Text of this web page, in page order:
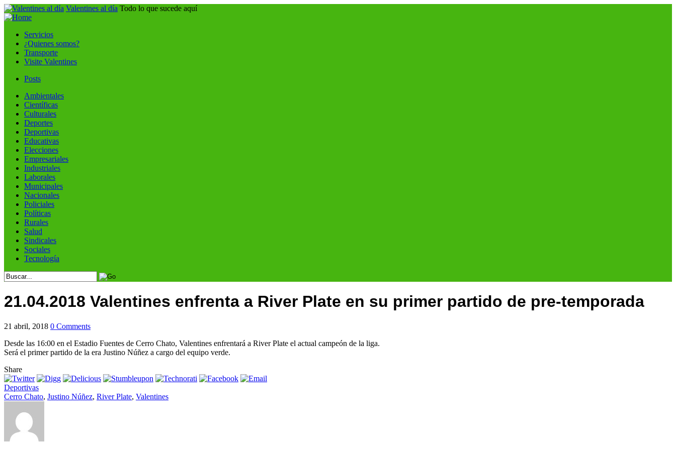
Valentines al día Todo lo que sucede aquí
Servicios
¿Quienes somos?
Transporte
Visite Valentines
Posts
Ambientales
Científicas
Culturales
Deportes
Deportivas
Educativas
Elecciones
Empresariales
Industriales
Laborales
Municipales
Nacionales
Policiales
Políticas
Rurales
Salud
Sindicales
Sociales
Tecnología
21.04.2018 Valentines enfrenta a River Plate en su primer partido de pre-temporada
21 abril, 2018 0 Comments
Desde las 16:00 en el Estadio Fuentes de Cerro Chato, Valentines enfrentará a River Plate el actual campeón de la liga.
Será el primer partido de la era Justino Núñez a cargo del equipo verde.
Share
Deportivas
Cerro Chato, Justino Núñez, River Plate, Valentines